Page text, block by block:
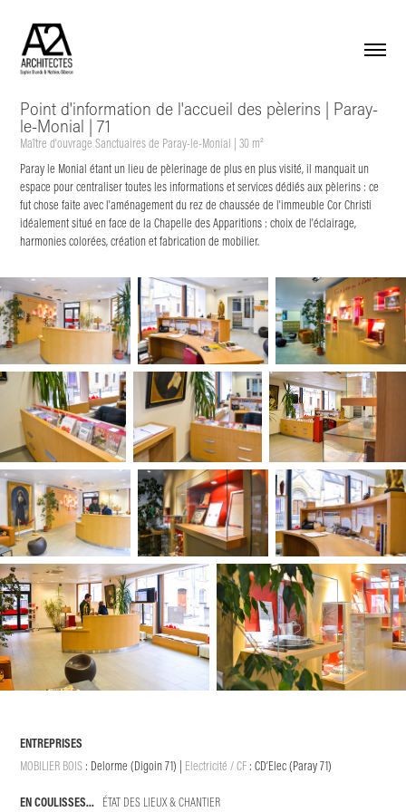
Point d'information de l'accueil des pèlerins | Paray-
le-Monial | 71
Maître d'ouvrage Sanctuaires de Paray-le-Monial | 30 m²
Paray le Monial étant un lieu de pèlerinage de plus en plus visité, il manquait un
espace pour centraliser toutes les informations et services dédiés aux pèlerins : ce
fut chose faite avec l'aménagement du rez de chaussée de l'immeuble Cor Christi
idéalement situé en face de la Chapelle des Apparitions : choix de l'éclairage,
harmonies colorées, création et fabrication de mobilier.​​​​​​​ ​​​​​​​
ENTREPRISES
MOBILIER BOIS : Delorme (Digoin 71) | Electricité / CF :CD’Elec (Paray 71)
EN COULISSES... ÉTAT DES LIEUX & CHANTIER